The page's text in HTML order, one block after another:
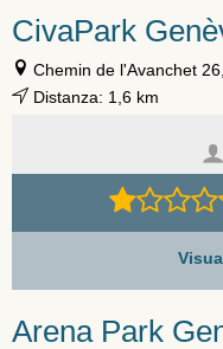
CivaPark
Chemin de l'Avanchet
Distanza: 1,6 km
Arena Park